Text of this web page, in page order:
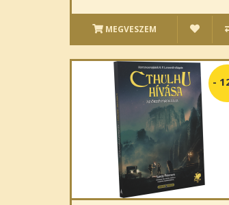
MEGVESZEM
-